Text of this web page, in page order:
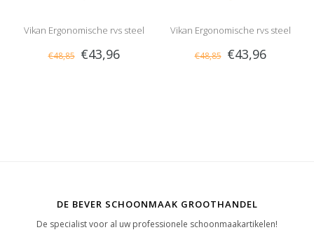
Vikan Ergonomische rvs steel
kort 100 cm, Wit
€48,85 €43,96
Vikan Ergonomische rvs steel
kort 100 cm, Geel
€48,85 €43,96
DE BEVER SCHOONMAAK GROOTHANDEL
De specialist voor al uw professionele schoonmaakartikelen!